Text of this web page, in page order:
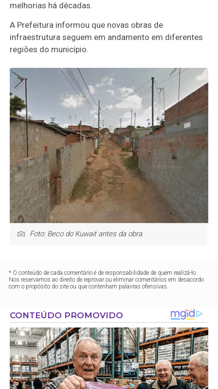
melhorias há décadas.
A Prefeitura informou que novas obras de
infraestrutura seguem em andamento em diferentes
regiões do município.
Foto: Beco do Kuwait antes da obra
* O conteúdo de cada comentário é de responsabilidade de quem realizá-lo.
Nos reservamos ao direito de reprovar ou eliminar comentários em desacordo
com o propósito do site ou que contenham palavras ofensivas.